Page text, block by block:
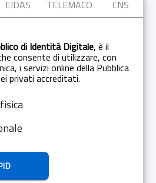
EIDAS TELEMACO CNS
di Identità Digitale, è il
consente di utilizzare, con
i servizi online della Pubblica
privati accreditati.